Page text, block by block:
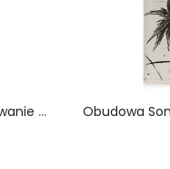
Etui Folio Sony Xperia L4 Rysowanie Motyli I Kwiatów Etui Ochronne